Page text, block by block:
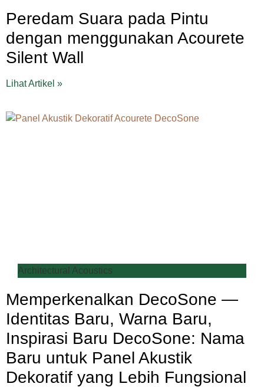
Peredam Suara pada Pintu
dengan menggunakan Acourete
Silent Wall
Lihat Artikel »
Architectural Acoustics
Memperkenalkan DecoSone —
Identitas Baru, Warna Baru,
Inspirasi Baru DecoSone: Nama
Baru untuk Panel Akustik
Dekoratif yang Lebih Fungsional